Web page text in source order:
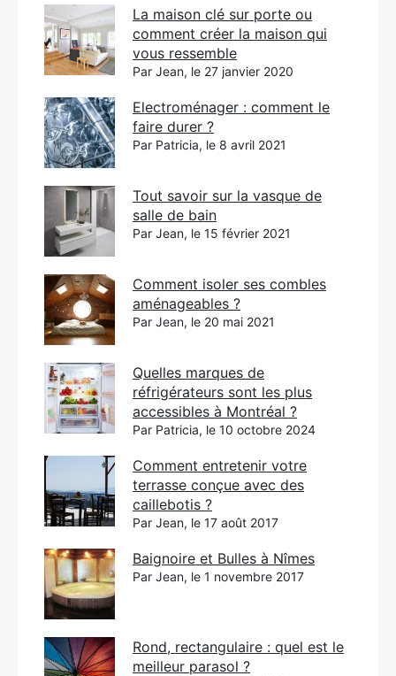
La maison clé sur porte ou
comment créer la maison qui
vous ressemble
Par Jean, le 27 janvier 2020
Electroménager : comment le
faire durer ?
Par Patricia, le 8 avril 2021
Tout savoir sur la vasque de
salle de bain
Par Jean, le 15 février 2021
Comment isoler ses combles
aménageables ?
Par Jean, le 20 mai 2021
Quelles marques de
réfrigérateurs sont les plus
accessibles à Montréal ?
Par Patricia, le 10 octobre 2024
Comment entretenir votre
terrasse conçue avec des
caillebotis ?
Par Jean, le 17 août 2017
Baignoire et Bulles à Nîmes
Par Jean, le 1 novembre 2017
Rond, rectangulaire : quel est le
meilleur parasol ?